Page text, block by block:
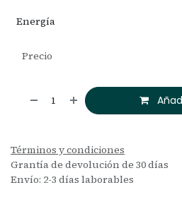
Energía
Precio
Términos y condiciones
Grantía de devolución de 30 días
Envío: 2-3 días laborables